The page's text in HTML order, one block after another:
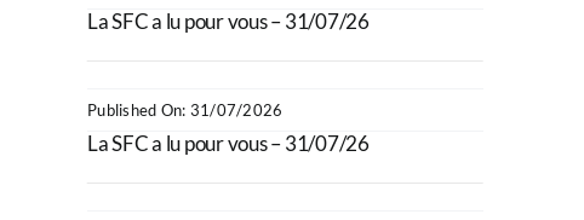
La SFC a lu pour vous – 31/07/26
Published On: 31/07/2026
La SFC a lu pour vous – 31/07/26